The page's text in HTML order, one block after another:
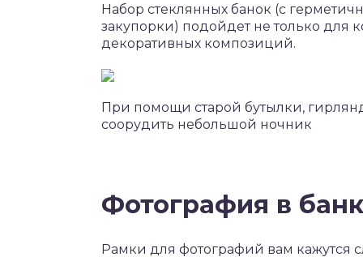
Набор стеклянных банок (с
закупорки) подойдет не только для
декоративных композиций.
При помощи старой бутылки,
соорудить небольшой ночник
Фотография в
Рамки для фотографий вам